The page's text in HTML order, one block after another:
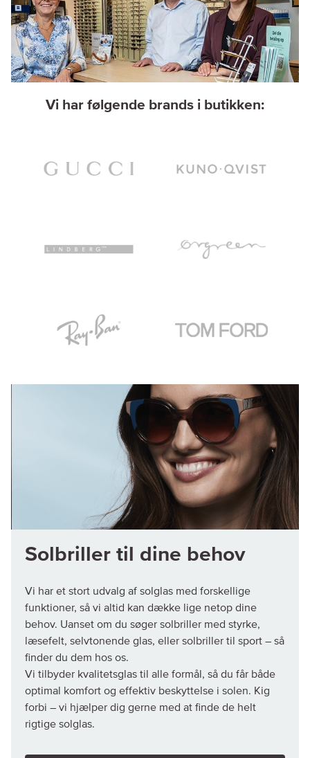
Vi har følgende brands i butikken:
Solbriller til dine behov
Vi har et stort udvalg af solglas med forskellige
funktioner, så vi altid kan dække lige netop dine
behov. Uanset om du søger solbriller med styrke,
læsefelt, selvtonende glas, eller solbriller til sport – så
finder du dem hos os.
Vi tilbyder kvalitetsglas til alle formål, så du får både
optimal komfort og effektiv beskyttelse i solen. Kig
forbi – vi hjælper dig gerne med at finde de helt
rigtige solglas.